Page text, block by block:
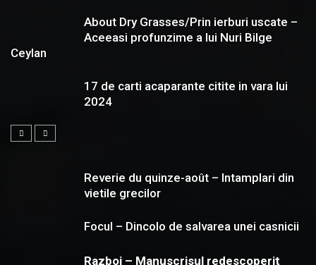
About Dry Grasses/Prin ierburi uscate –
Aceeasi profunzime a lui Nuri Bilge
Ceylan
17 de carti acaparante citite in vara lui
2024
Reverie du quinze-août – Intamplari din
vietile grecilor
Focul – Dincolo de salvarea unei casnicii
Razboi – Manuscrisul redescoperit